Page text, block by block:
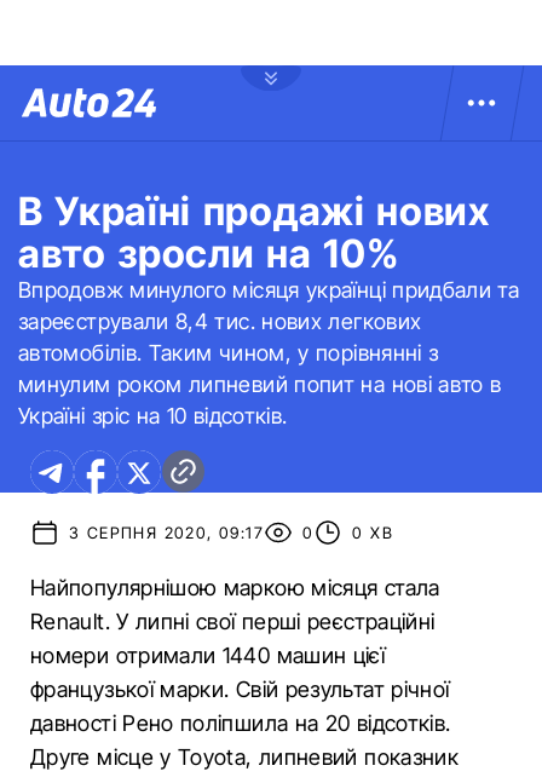
В Україні продажі нових
авто зросли на 10%
Впродовж минулого місяця українці придбали та
зареєстрували 8,4 тис. нових легкових
автомобілів. Таким чином, у порівнянні з
минулим роком липневий попит на нові авто в
Україні зріс на 10 відсотків.
3 СЕРПНЯ 2020, 09:17 0 0 ХВ
Найпопулярнішою маркою місяця стала
Renault. У липні свої перші реєстраційні
номери отримали 1440 машин цієї
французької марки. Свій результат річної
давності Рено поліпшила на 20 відсотків.
Друге місце у Toyota, липневий показник